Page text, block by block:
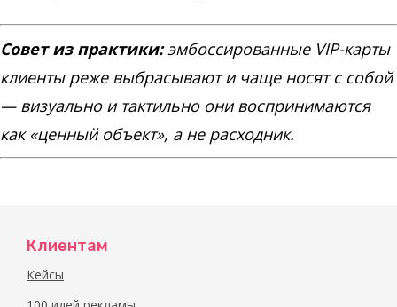
Совет из практики:эмбоссированные VIP-карты
клиенты реже выбрасывают и чаще носят с собой
— визуально и тактильно они воспринимаются
как «ценный объект», а не расходник.
Клиентам
Кейсы